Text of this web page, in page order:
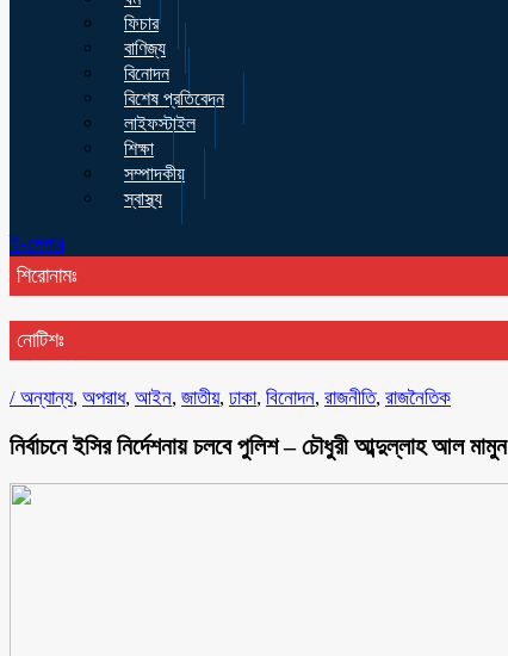
ফিচার
বাণিজ্য
বিনোদন
বিশেষ প্রতিবেদন
লাইফস্টাইল
শিক্ষা
সম্পাদকীয়
স্বাস্থ্য
ই-পেপার
শিরোনামঃ
নোটিশঃ
/ অন্যান্য, অপরাধ, আইন, জাতীয়, ঢাকা, বিনোদন, রাজনীতি, রাজনৈতিক
নির্বাচনে ইসির নির্দেশনায় চলবে পুলিশ – চৌধুরী আব্দুল্লাহ আল মামুন